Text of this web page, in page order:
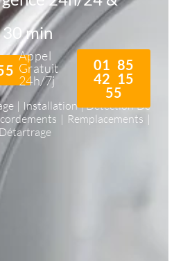
Appel
Gratuit
24h/7j
01 85
42 15
55
min
| Installation | Détection De
| Remplacements |